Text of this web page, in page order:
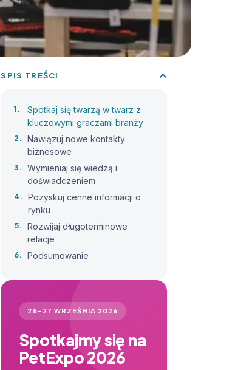
SPIS TREŚCI
Spotkaj się twarzą w twarz z
kluczowymi graczami branży
Nawiązuj nowe kontakty
biznesowe
Wymieniaj się wiedzą i
doświadczeniem
Pozyskuj cenne informacji o
rynku
Rozwijaj długoterminowe
relacje
Podsumowanie
25–27 WRZEŚNIA 2026
Spotkajmy się na
PetExpo 2026